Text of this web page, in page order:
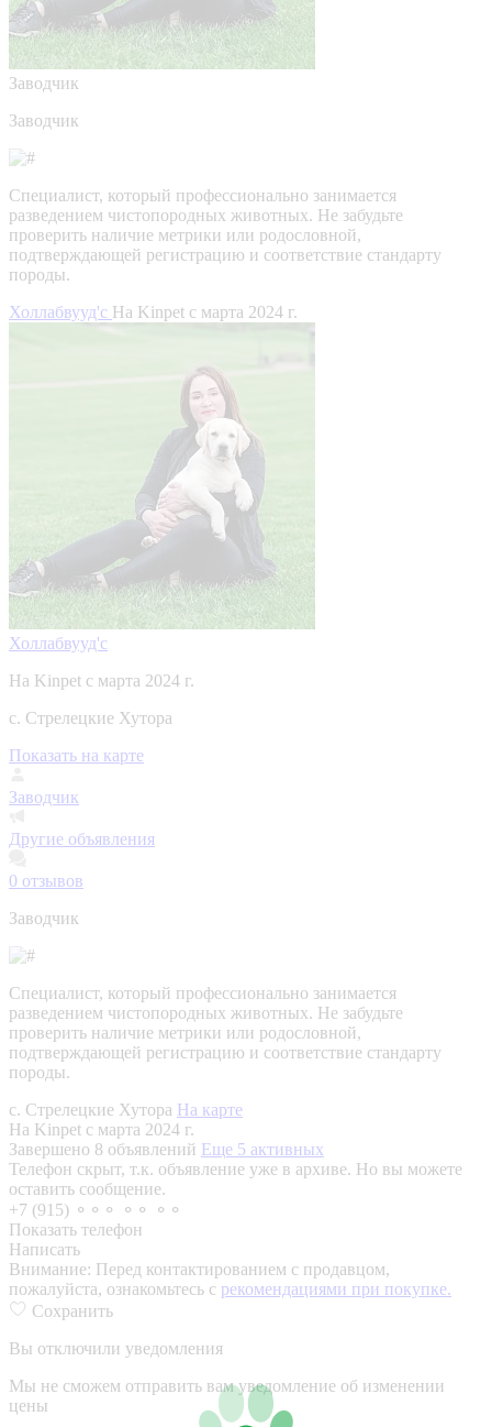
Заводчик
Заводчик
Специалист, который профессионально занимается
разведением чистопородных животных. Не забудьте
проверить наличие метрики или родословной,
подтверждающей регистрацию и соответствие стандарту
породы.
Холлабвууд'с На Kinpet c марта 2024 г.
Холлабвууд'с
На Kinpet c марта 2024 г.
с. Стрелецкие Хутора
Показать на карте
Заводчик
Другие объявления
0 отзывов
Заводчик
Специалист, который профессионально занимается
разведением чистопородных животных. Не забудьте
проверить наличие метрики или родословной,
подтверждающей регистрацию и соответствие стандарту
породы.
с. Стрелецкие Хутора На карте
На Kinpet c марта 2024 г.
Завершено 8 объявлений Еще 5 активных
Телефон скрыт, т.к. объявление уже в архиве. Но вы можете
оставить сообщение.
+7 (915) ⚬⚬⚬ ⚬⚬ ⚬⚬
Показать телефон
Написать
Внимание: Перед контактированием с продавцом,
пожалуйста, ознакомьтесь с рекомендациями при покупке.
Сохранить
Вы отключили уведомления
Мы не сможем отправить вам уведомление об изменении
цены